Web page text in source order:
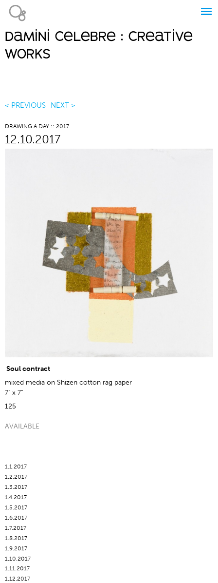
Main
menu
damini celebre : creative
works
< PREVIOUS NEXT >
DRAWING A DAY :: 2017
12.10.2017
Soul contract
mixed media on Shizen cotton rag paper
7" x 7”
125
AVAILABLE
1.1.2017
1.2.2017
1.3.2017
1.4.2017
1.5.2017
1.6.2017
1.7.2017
1.8.2017
1.9.2017
1.10.2017
1.11.2017
1.12.2017